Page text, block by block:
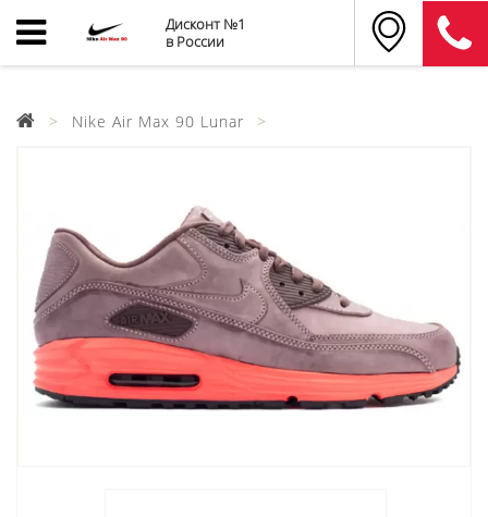
Дисконт №1
в России
Nike Air Max 90 Lunar